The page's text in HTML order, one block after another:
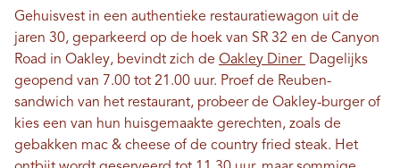
Gehuisvest in een authentieke restauratiewagon uit de
jaren 30, geparkeerd op de hoek van SR 32 en de Canyon
Road in Oakley, bevindt zich de Oakley Diner Dagelijks
geopend van 7.00 tot 21.00 uur. Proef de Reuben-
sandwich van het restaurant, probeer de Oakley-burger of
kies een van hun huisgemaakte gerechten, zoals de
gebakken mac & cheese of de country fried steak. Het